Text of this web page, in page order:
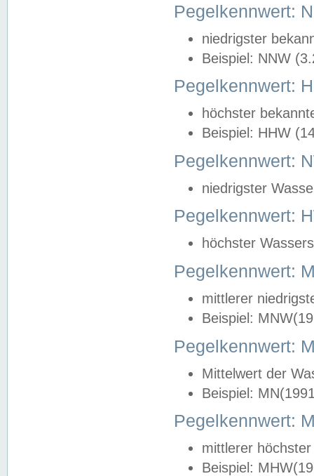
Pegelkennwert:
niedrigster
Beispiel: NNW
Pegelkennwert:
höchster
Beispiel: HHW
Pegelkennwert:
niedrigster
Pegelkennwert:
höchster
Pegelkennwert:
mittlerer
Beispiel:
Pegelkennwert:
Mittelwert der
Beispiel:
Pegelkennwert:
mittlerer
Beispiel: